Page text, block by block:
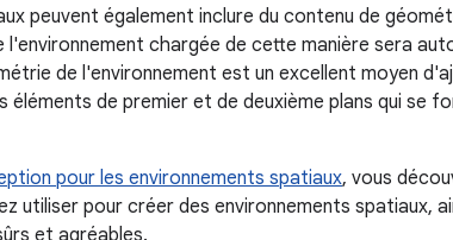
peuvent également inclure du contenu de
chargée de cette manière sera
de l'environnement est un excellent moyen
éléments de premier et de deuxième plans qui se
pour les environnements spatiaux, vous
utiliser pour créer des environnements spatiaux,
et agréables.